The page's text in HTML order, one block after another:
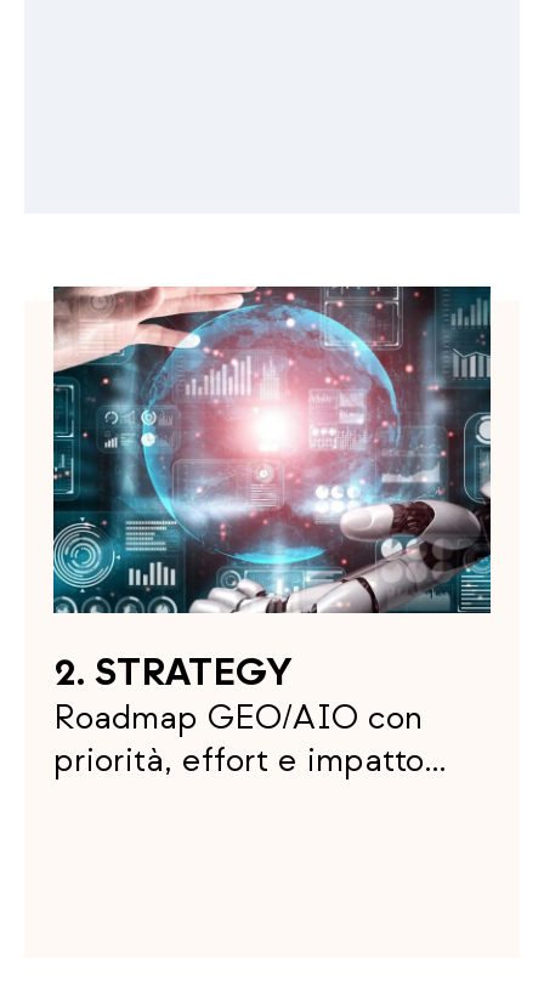
2. STRATEGY
Roadmap GEO/AIO con
priorità, effort e impatto